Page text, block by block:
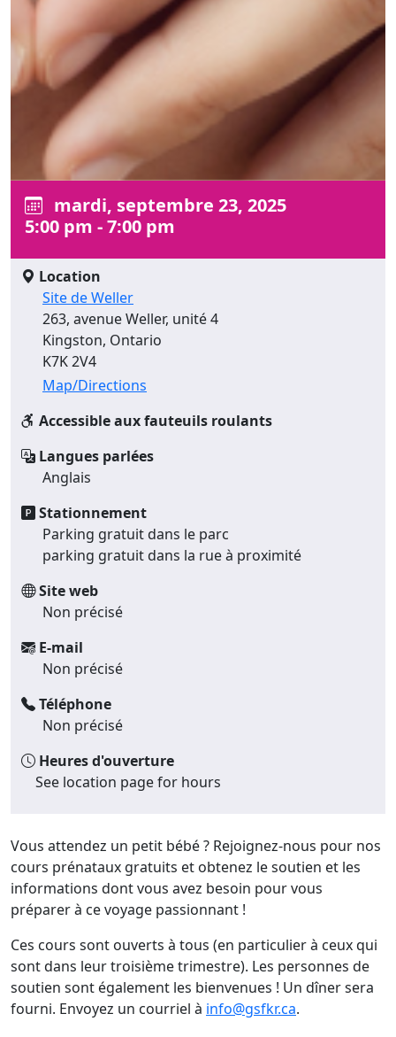
mardi, septembre 23, 2025
5:00 pm - 7:00 pm
Location
Site de Weller
263, avenue Weller, unité 4
Kingston, Ontario
K7K 2V4
Map/Directions
Accessible aux fauteuils roulants
Langues parlées
Anglais
Stationnement
Parking gratuit dans le parc
parking gratuit dans la rue à proximité
Site web
Non précisé
E-mail
Non précisé
Téléphone
Non précisé
Heures d'ouverture
See location page for hours
Vous attendez un petit bébé ? Rejoignez-nous pour nos
cours prénataux gratuits et obtenez le soutien et les
informations dont vous avez besoin pour vous
préparer à ce voyage passionnant !
Ces cours sont ouverts à tous (en particulier à ceux qui
sont dans leur troisième trimestre). Les personnes de
soutien sont également les bienvenues ! Un dîner sera
fourni. Envoyez un courriel à info@gsfkr.ca.